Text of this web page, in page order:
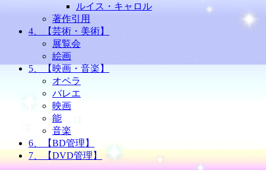
ルイス・キャロル
著作引用
4、【芸術・美術】
展覧会
絵画
5、【映画・音楽】
オペラ
バレエ
映画
能
音楽
6、【BD管理】
7、【DVD管理】